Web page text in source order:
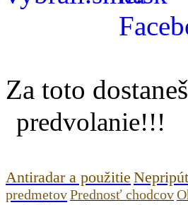
Za toto dostaneš
predvolanie!!!
Antiradar a použitie
predmetovPrednosť chodcov